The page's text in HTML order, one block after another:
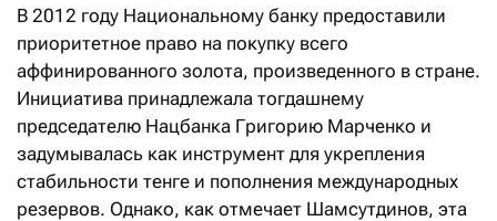
В 2012 году Национальному банку предоставили
приоритетное право на покупку всего
аффинированного золота, произведенного в стране.
Инициатива принадлежала тогдашнему
председателю Нацбанка Григорию Марченко и
задумывалась как инструмент для укрепления
стабильности тенге и пополнения международных
резервов. Однако, как отмечает Шамсутдинов, эта